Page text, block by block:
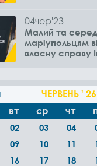
04чер'23
Малий та
маріупольцям
власну справу
ЧЕРВЕНЬ ' 26
вт ср чт
02 03 04
09 10 11
16 17 18